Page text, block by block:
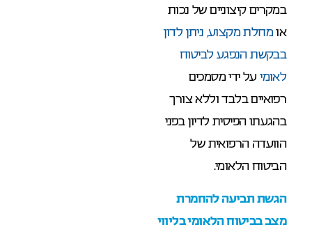
במקרים קיצוניים של נכות
אומחלת מקצוע, ניתן לדון
בבקשת הנפגע לביטוח
לאומיעל ידי מסמכים
רפואיים בלבד וללא צורך
בהגעתו הפיסית לדיון בפני
הוועדה הרפואית של
הביטוח הלאומי.
הגשת תביעה להחמרת
מצב בביטוח הלאומי בליווי